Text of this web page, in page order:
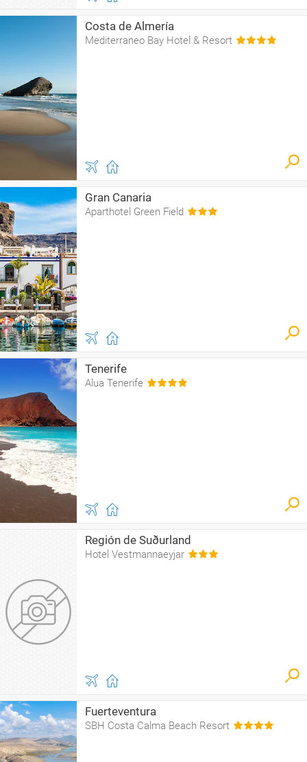
Costa de Almería
Mediterraneo Bay Hotel & Resort
Gran Canaria
Aparthotel Green Field
Tenerife
Alua Tenerife
Región de Suðurland
Hotel Vestmannaeyjar
Fuerteventura
SBH Costa Calma Beach Resort